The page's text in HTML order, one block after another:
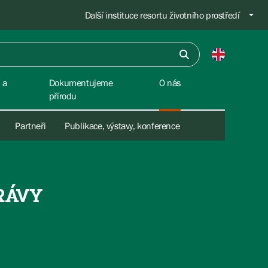
Další instituce resortu životního prostředí
a
Dokumentujeme
přírodu
O nás
Partneři Publikace, výstavy, konference